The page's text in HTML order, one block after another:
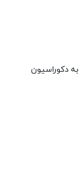
دکوراسیون